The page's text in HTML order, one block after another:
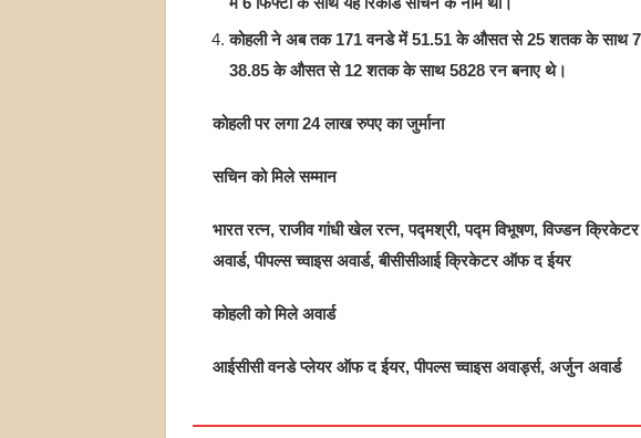
कोहली ने अब तक 171 वनडे में 51.51 के औसत से 25 शतक के साथ
38.85 के औसत से 12 शतक के साथ 5828 रन बनाए थे।
कोहली पर लगा 24 लाख रुपए का जुर्माना
सचिन को मिले सम्मान
भारत रत्न, राजीव गांधी खेल रत्न, पद्मश्री, पद्म विभूषण, विज्डन
अवार्ड, पीपल्स च्वाइस अवार्ड, बीसीसीआई क्रिकेटर ऑफ द ईयर
कोहली को मिले अवार्ड
आईसीसी वनडे प्लेयर ऑफ द ईयर, पीपल्स च्वाइस अवार्ड्स, अर्जुन अवार्ड